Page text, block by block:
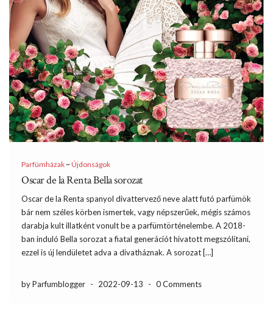
Parfümházak~Újdonságok
Oscar de la Renta Bella sorozat
Oscar de la Renta spanyol divattervező neve alatt futó parfümök
bár nem széles körben ismertek, vagy népszerűek, mégis számos
darabja kult illatként vonult be a parfümtörténelembe. A 2018-
ban induló Bella sorozat a fiatal generációt hivatott megszólítani,
ezzel is új lendületet adva a divatháznak. A sorozat […]
by Parfumblogger - 2022-09-13 - 0 Comments